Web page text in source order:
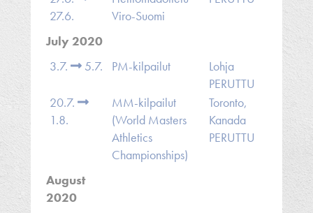
27.6.
Viro-Suomi
July 2020
3.7.
5.7. PM-kilpailut
Lohja
PERUTTU
20.7.
1.8.
MM-kilpailut
(World Masters
Athletics
Championships)
Toronto,
Kanada
PERUTTU
August
2020